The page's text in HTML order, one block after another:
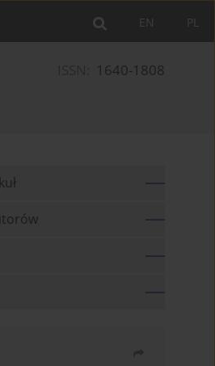
PL
EN
1640-1808